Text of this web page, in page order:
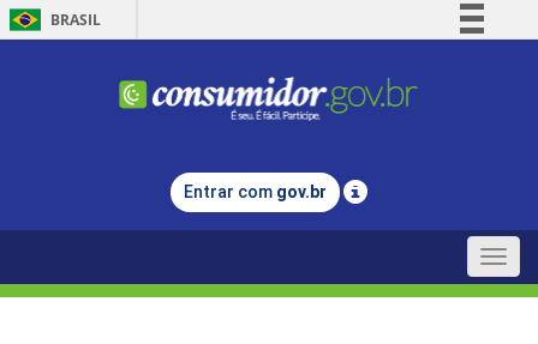
BRASIL
Comunica BR
Legislação
Entrar com gov.br
Toggle